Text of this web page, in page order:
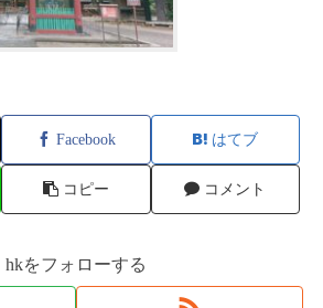
Facebook はてブ
コピー コメント
hkをフォローする